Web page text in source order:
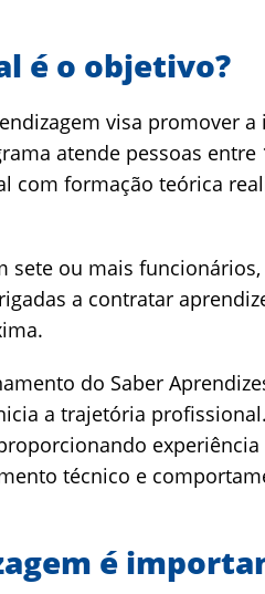
é o objetivo?
visa promover
atende pessoas entre
com formação teórica
sete ou mais
a contratar
do Saber
a trajetória
experiência
técnico e
é